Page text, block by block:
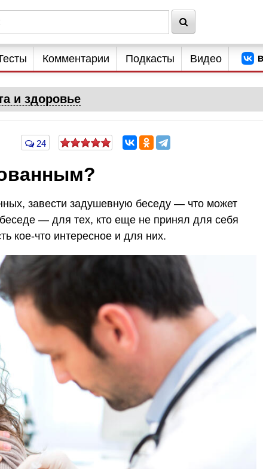
Комментарии Подкасты Видео
и здоровье
24
завести задушевную беседу — что может
— для тех, кто еще не принял для себя
кое-что интересное и для них.